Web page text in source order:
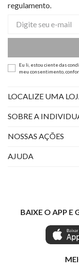
regulamento.
Eu li, estou ciente das
meu consentimento,
LOCALIZE UMA
SOBRE A
Quem Somos
Painel de
Gestão de
NOSSAS AÇÕES
Livelo
IND CASHBACK
AJUDA
Trocas e
Regulamentos
Seja Um
Shop by
BAIXE O APP E